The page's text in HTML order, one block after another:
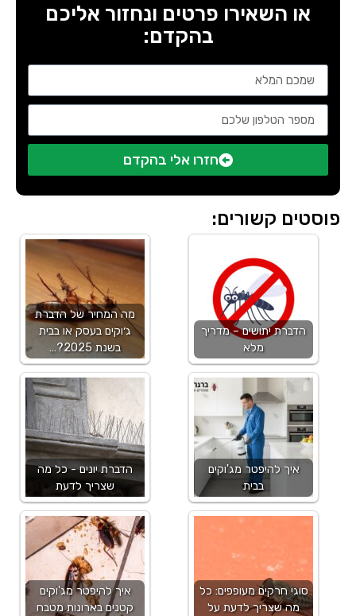
או השאירו פרטים ונחזור אליכם
בהקדם:
חזרו אלי בהקדם
פוסטים קשורים:
הדברת יתושים – מדריך
מלא
איך להיפטר מג'וקים
בבית
סוגי חרקים מעופפים: כל
מה שצריך לדעת על
מה המחיר של הדברת
ג׳וקים בעסק או בבית
בשנת 2025?…
הדברת יונים - כל מה
שצריך לדעת
איך להיפטר מג'וקים
קטנים בארונות מטבח